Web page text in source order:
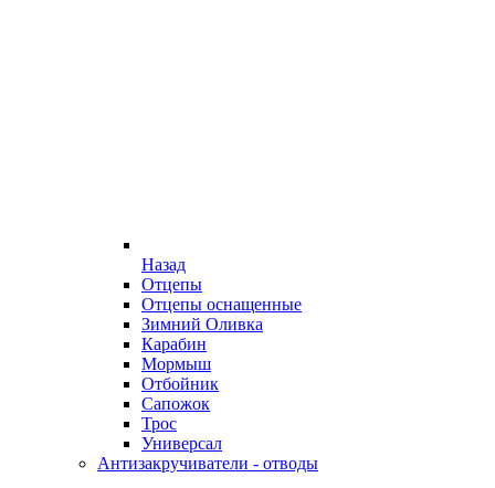
Назад
Отцепы
Отцепы оснащенные
Зимний Оливка
Карабин
Мормыш
Отбойник
Сапожок
Трос
Универсал
Антизакручиватели - отводы